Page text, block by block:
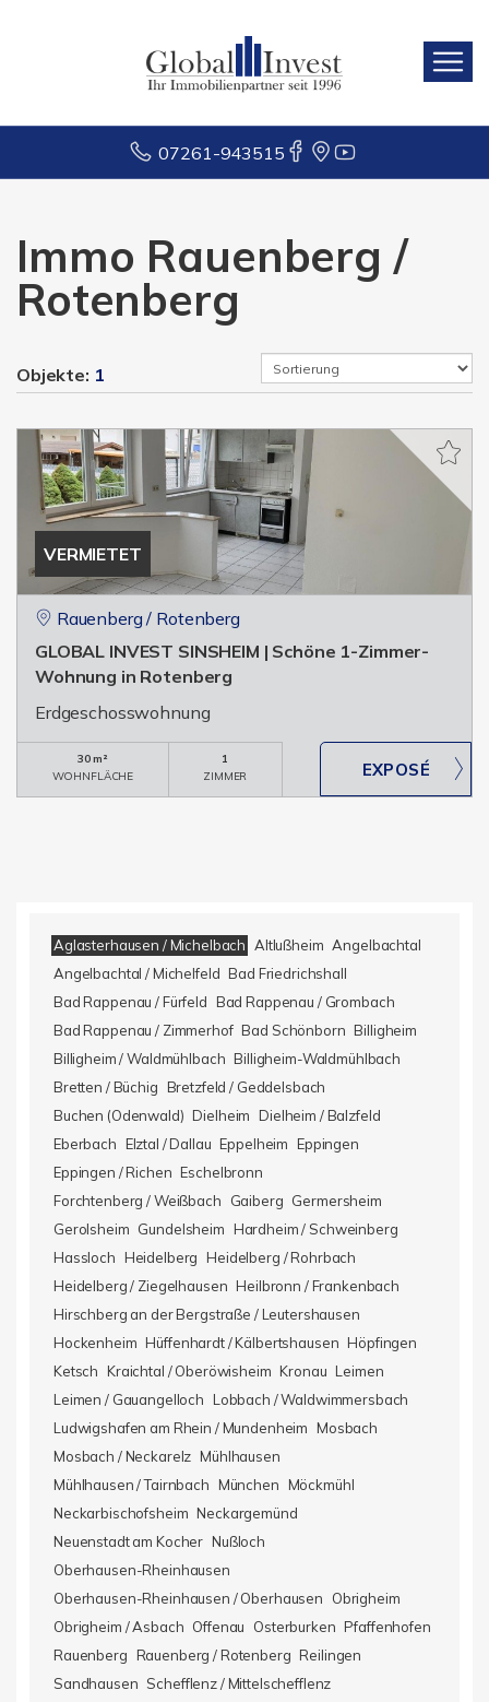
07261-943515
Immo Rauenberg /
Rotenberg
Objekte: 1
VERMIETET
Rauenberg / Rotenberg
GLOBAL INVEST SINSHEIM | Schöne 1-Zimmer-
Wohnung in Rotenberg
Erdgeschosswohnung
30 m²
WOHNFLÄCHE
1
ZIMMER
Aglasterhausen / Michelbach Altlußheim Angelbachtal
Angelbachtal / Michelfeld Bad Friedrichshall
Bad Rappenau / Fürfeld Bad Rappenau / Grombach
Bad Rappenau / Zimmerhof Bad Schönborn Billigheim
Billigheim / Waldmühlbach Billigheim-Waldmühlbach
Bretten / Büchig Bretzfeld / Geddelsbach
Buchen (Odenwald) Dielheim Dielheim / Balzfeld
Eberbach Elztal / Dallau Eppelheim Eppingen
Eppingen / Richen Eschelbronn
Forchtenberg / Weißbach
Gaiberg Germersheim
Gerolsheim Gundelsheim Hardheim / Schweinberg
Hassloch Heidelberg Heidelberg / Rohrbach
Heidelberg / Ziegelhausen Heilbronn / Frankenbach
Hirschberg an der Bergstraße / Leutershausen
Hockenheim Hüffenhardt / Kälbertshausen Höpfingen
Ketsch Kraichtal / Oberöwisheim Kronau Leimen
Leimen / Gauangelloch Lobbach / Waldwimmersbach
Ludwigshafen am Rhein / Mundenheim Mosbach
Mosbach / Neckarelz Mühlhausen
Mühlhausen / Tairnbach München Möckmühl
Neckarbischofsheim Neckargemünd
Neuenstadt am Kocher Nußloch
Oberhausen-Rheinhausen
Oberhausen-Rheinhausen / Oberhausen
Obrigheim
Obrigheim / Asbach Offenau Osterburken Pfaffenhofen
Rauenberg Rauenberg / Rotenberg Reilingen
Sandhausen Schefflenz / Mittelschefflenz